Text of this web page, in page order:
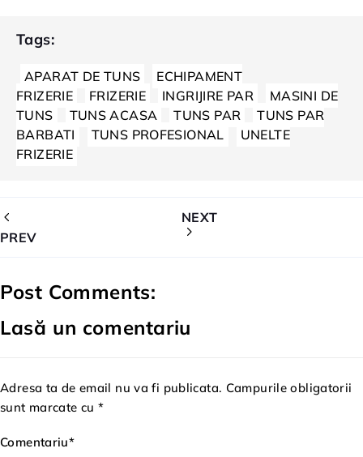
Tags:
APARAT DE TUNS
ECHIPAMENT
FRIZERIE
FRIZERIE INGRIJIRE PAR
MASINI DE
TUNS
TUNS ACASA TUNS PAR
TUNS PAR
BARBATI
TUNS PROFESIONAL
UNELTE
FRIZERIE
PREV
NEXT
Post Comments:
Lasă un comentariu
Adresa ta de email nu va fi publicata. Campurile obligatorii
sunt marcate cu *
Comentariu*